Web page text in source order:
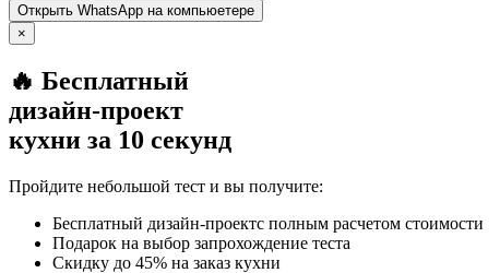
Открыть WhatsApp на компьюетере
×
🔥 Бесплатный
дизайн-проект
кухни за 10 секунд
Пройдите небольшой тест и вы получите:
Бесплатный дизайн-проектс полным расчетом стоимости
Подарок на выбор запрохождение теста
Скидку до 45% на заказ кухни